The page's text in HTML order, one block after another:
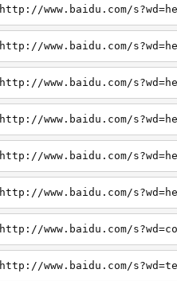
http://www.baidu.com/
http://www.baidu.com/
http://www.baidu.com/
http://www.baidu.com/
http://www.baidu.com/
http://www.baidu.com/
http://www.baidu.com/
http://www.baidu.com/